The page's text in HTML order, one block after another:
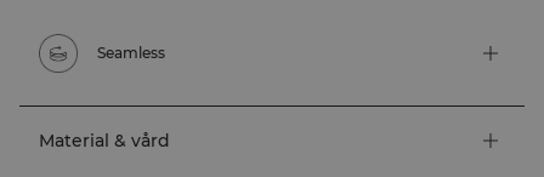
Seamless
Material & vård